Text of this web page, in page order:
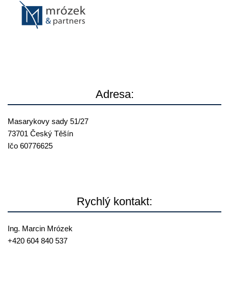
Adresa:
Masarykovy sady 51/27
73701 Český Těšín
Ičo 60776625
Rychlý kontakt:
Ing. Marcin Mrózek
+420 604 840 537